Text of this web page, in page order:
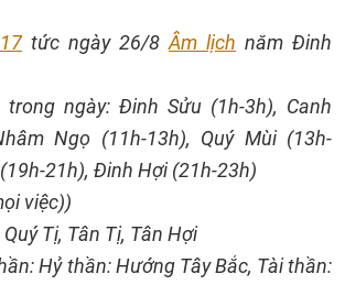
tức ngày 26/8 Âm lịch năm Đinh
ngày: Đinh Sửu (1h-3h), Canh
Ngọ (11h-13h), Quý Mùi (13h-
21h), Đinh Hợi (21h-23h)
việc))
Tị, Tân Tị, Tân Hợi
Hỷ thần: Hướng Tây Bắc, Tài thần: